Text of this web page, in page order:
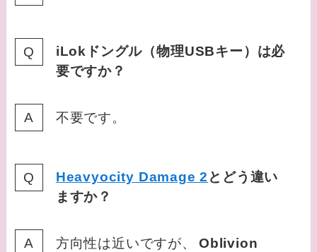
iLokドングル（物理USBキー）は必
要ですか？
不要です。
Heavyocity Damage 2 とどう違い
ますか？
方向性は近いですが、
Oblivion